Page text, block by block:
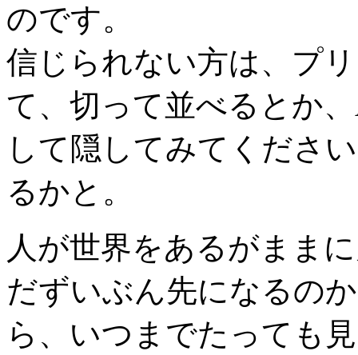
のです。
信じられない方は、プ
て、切って並べるとか
して隠してみてくださ
るかと。
人が世界をあるがまま
だずいぶん先になるの
ら、いつまでたっても